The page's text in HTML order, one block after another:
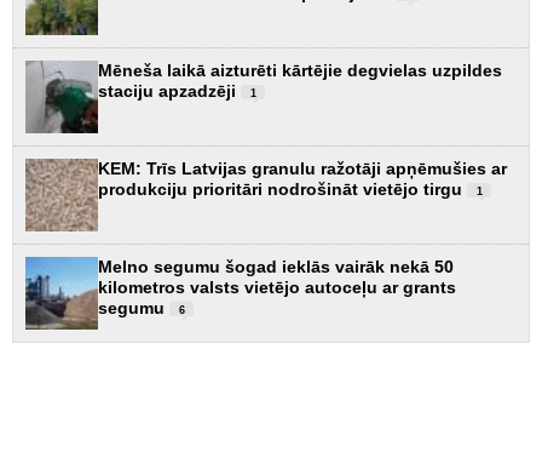
Mēneša laikā aizturēti kārtējie degvielas uzpildes
staciju apzadzēji
1
KEM: Trīs Latvijas granulu ražotāji apņēmušies ar
produkciju prioritāri nodrošināt vietējo tirgu
1
Melno segumu šogad ieklās vairāk nekā 50
kilometros valsts vietējo autoceļu ar grants
segumu
6